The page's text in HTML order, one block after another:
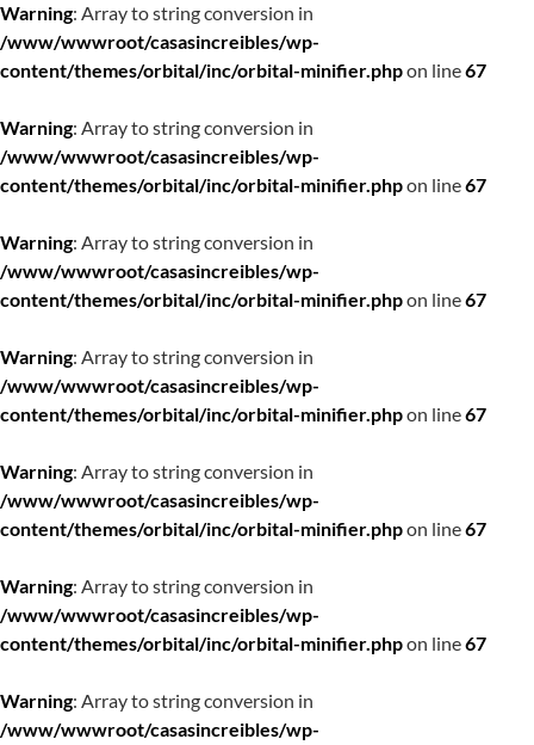
Warning: Array to string conversion in
/www/wwwroot/casasincreibles/wp-
content/themes/orbital/inc/orbital-minifier.phpon line67
Warning: Array to string conversion in
/www/wwwroot/casasincreibles/wp-
content/themes/orbital/inc/orbital-minifier.phpon line67
Warning: Array to string conversion in
/www/wwwroot/casasincreibles/wp-
content/themes/orbital/inc/orbital-minifier.phpon line67
Warning: Array to string conversion in
/www/wwwroot/casasincreibles/wp-
content/themes/orbital/inc/orbital-minifier.phpon line67
Warning: Array to string conversion in
/www/wwwroot/casasincreibles/wp-
content/themes/orbital/inc/orbital-minifier.phpon line67
Warning: Array to string conversion in
/www/wwwroot/casasincreibles/wp-
content/themes/orbital/inc/orbital-minifier.phpon line67
Warning: Array to string conversion in
/www/wwwroot/casasincreibles/wp-